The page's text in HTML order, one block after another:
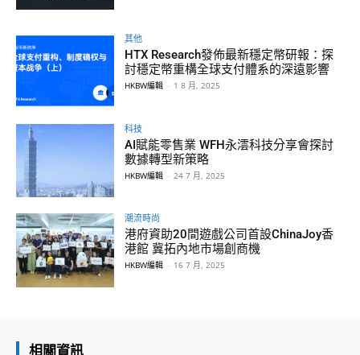
其他
HTX Research發佈最新穩定幣研報：探
討穩定幣重構全球支付體系的深遠影響
HKBW編輯 - 1 8 月, 2025
科技
AI賦能零售業 WFH永澐科技分享會探討
數據轉型新策略
HKBW編輯 - 24 7 月, 2025
潮流時尚
港府資助20間遊戲公司首設ChinaJoy香
港館 冀拓內地市場創商機
HKBW編輯 - 16 7 月, 2025
相關資訊